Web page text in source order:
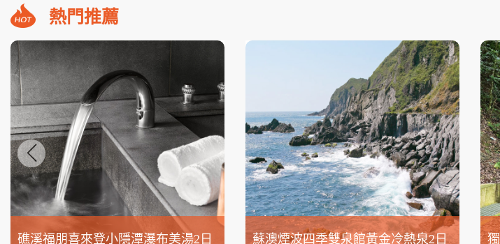
熱門推薦
礁溪福朋喜來登小隱潭瀑布美湯2日 蘇澳煙波四季雙泉館黃金冷熱泉2日